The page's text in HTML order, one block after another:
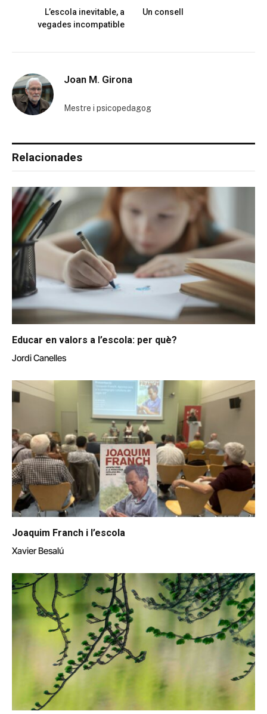
L’escola inevitable, a
vegades incompatible
Un consell
Joan M. Girona
Mestre i psicopedagog
Relacionades
Educar en valors a l’escola: per què?
Jordi Canelles
Joaquim Franch i l’escola
Xavier Besalú